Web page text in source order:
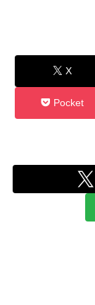
X
Pocket